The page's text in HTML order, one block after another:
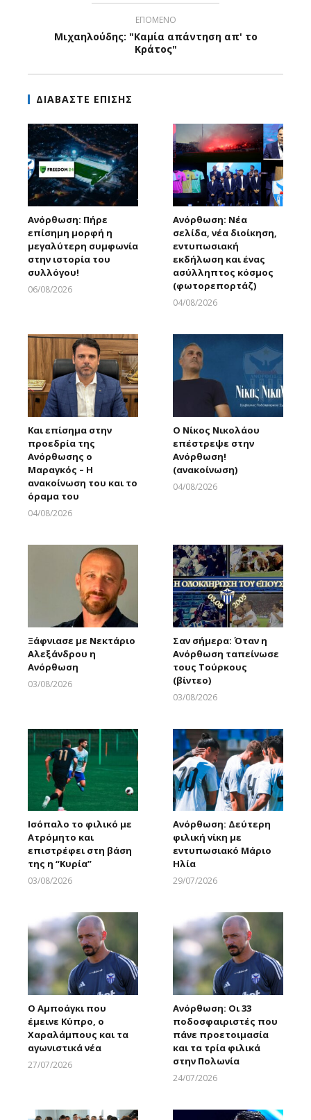
ΕΠΟΜΕΝΟ
Μιχαηλούδης: "Καμία απάντηση απ' το
Κράτος"
ΔΙΑΒΑΣΤΕ ΕΠΙΣΗΣ
Ανόρθωση: Πήρε
επίσημη μορφή η
μεγαλύτερη συμφωνία
στην ιστορία του
συλλόγου!
06/08/2026
Ανόρθωση: Νέα
σελίδα, νέα διοίκηση,
εντυπωσιακή
εκδήλωση και ένας
ασύλληπτος κόσμος
(φωτορεπορτάζ)
04/08/2026
Και επίσημα στην
προεδρία της
Ανόρθωσης ο
Μαραγκός – Η
ανακοίνωση του και το
όραμα του
04/08/2026
Ο Νίκος Νικολάου
επέστρεψε στην
Ανόρθωση!
(ανακοίνωση)
04/08/2026
Ξάφνιασε με Νεκτάριο
Αλεξάνδρου η
Ανόρθωση
03/08/2026
Σαν σήμερα: Όταν η
Ανόρθωση ταπείνωσε
τους Τούρκους
(βίντεο)
03/08/2026
Ισόπαλο το φιλικό με
Ατρόμητο και
επιστρέφει στη βάση
της η “Κυρία”
03/08/2026
Ανόρθωση: Δεύτερη
φιλική νίκη με
εντυπωσιακό Μάριο
Ηλία
29/07/2026
Ο Αμποάγκι που
έμεινε Κύπρο, ο
Χαραλάμπους και τα
αγωνιστικά νέα
27/07/2026
Ανόρθωση: Οι 33
ποδοσφαιριστές που
πάνε προετοιμασία
και τα τρία φιλικά
στην Πολωνία
24/07/2026